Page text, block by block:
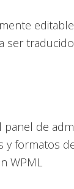
ser
de
y formatos
WPML